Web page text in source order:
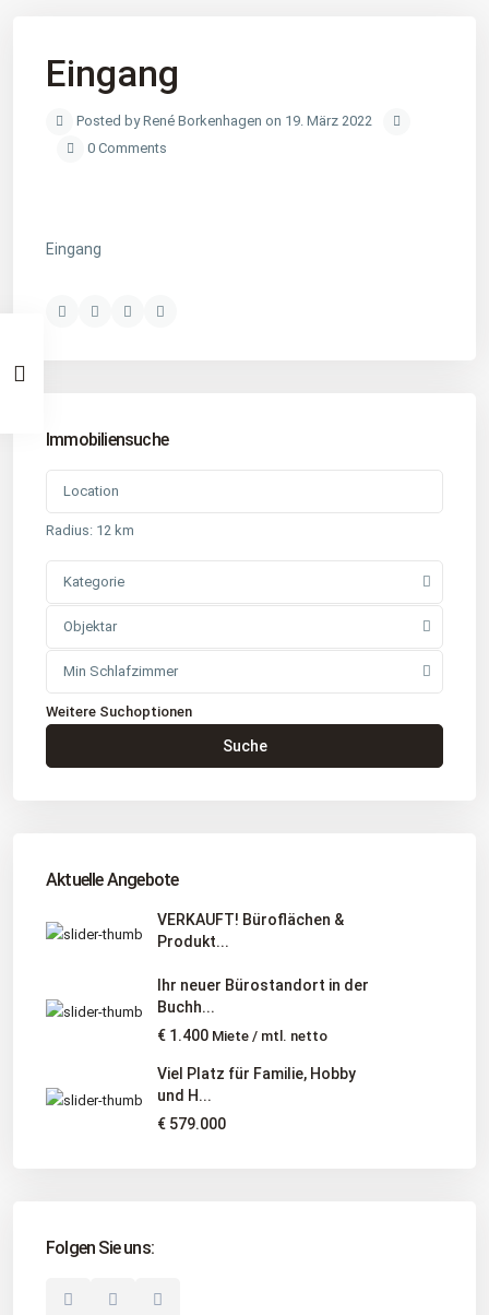
Eingang
Posted by René Borkenhagen on 19. März 2022
0 Comments
Eingang
Immobiliensuche
Radius: 12 km
Kategorie
Objektar
Min Schlafzimmer
Weitere Suchoptionen
Suche
Aktuelle Angebote
VERKAUFT! Büroflächen &
Produkt...
Ihr neuer Bürostandort in der
Buchh...
€ 1.400 Miete / mtl. netto
Viel Platz für Familie, Hobby
und H...
€ 579.000
Folgen Sie uns:
Kontakt
: Buchholz in der Nordheide
Unternehmen
Immobilienangebote
© 2025 Borkenhagen Immobilien. Alle Rechte vorbehalten.